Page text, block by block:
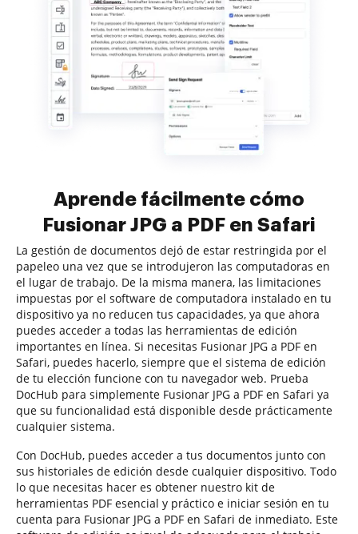
Aprende fácilmente cómo
Fusionar JPG a PDF en Safari
La gestión de documentos dejó de estar restringida por el
papeleo una vez que se introdujeron las computadoras en
el lugar de trabajo. De la misma manera, las limitaciones
impuestas por el software de computadora instalado en tu
dispositivo ya no reducen tus capacidades, ya que ahora
puedes acceder a todas las herramientas de edición
importantes en línea. Si necesitas Fusionar JPG a PDF en
Safari, puedes hacerlo, siempre que el sistema de edición
de tu elección funcione con tu navegador web. Prueba
DocHub para simplemente Fusionar JPG a PDF en Safari ya
que su funcionalidad está disponible desde prácticamente
cualquier sistema.
Con DocHub, puedes acceder a tus documentos junto con
sus historiales de edición desde cualquier dispositivo. Todo
lo que necesitas hacer es obtener nuestro kit de
herramientas PDF esencial y práctico e iniciar sesión en tu
cuenta para Fusionar JPG a PDF en Safari de inmediato. Este